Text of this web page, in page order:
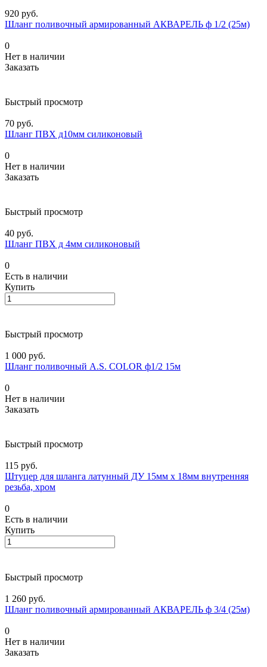
920 руб.
Шланг поливочный армированный АКВАРЕЛЬ ф 1/2 (25м)
0
Нет в наличии
Заказать
Быстрый просмотр
70 руб.
Шланг ПВХ д10мм силиконовый
0
Нет в наличии
Заказать
Быстрый просмотр
40 руб.
Шланг ПВХ д 4мм силиконовый
0
Есть в наличии
Купить
Быстрый просмотр
1 000 руб.
Шланг поливочный A.S. COLOR ф1/2 15м
0
Нет в наличии
Заказать
Быстрый просмотр
115 руб.
Штуцер для шланга латунный ДУ 15мм х 18мм внутренняя
резьба, хром
0
Есть в наличии
Купить
Быстрый просмотр
1 260 руб.
Шланг поливочный армированный АКВАРЕЛЬ ф 3/4 (25м)
0
Нет в наличии
Заказать